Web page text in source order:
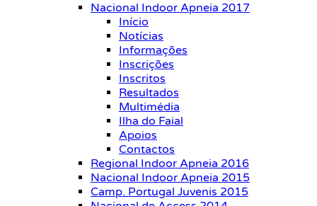
Nacional Indoor Apneia 2017
Início
Notícias
Informações
Inscrições
Inscritos
Resultados
Multimédia
Ilha do Faial
Apoios
Contactos
Regional Indoor Apneia 2016
Nacional Indoor Apneia 2015
Camp. Portugal Juvenis 2015